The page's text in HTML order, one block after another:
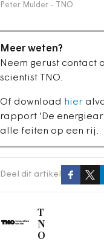
Peter Mulder - TNO
Meer weten?
Neem gerust contact
scientist TNO.
Of download hier
rapport 'De
alle feiten op een rij.
Deel dit artikel
T
N
O